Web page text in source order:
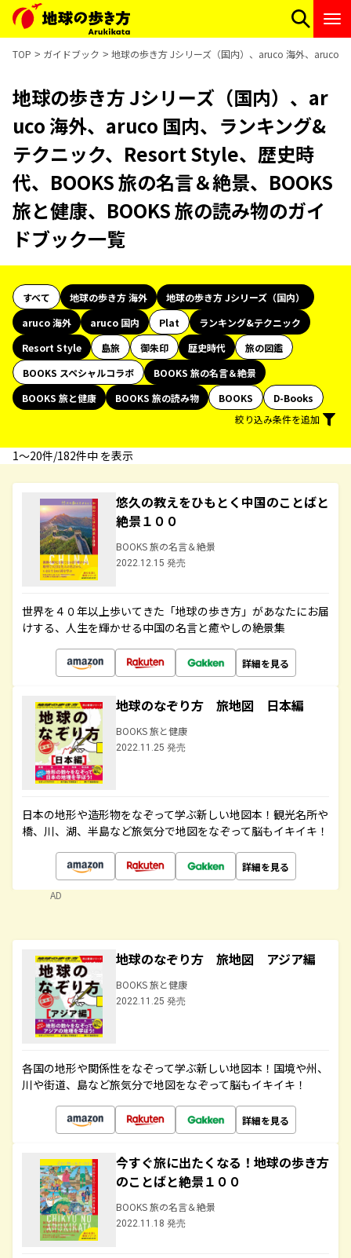
TOP ガイドブック 地球の歩き方 Jシリーズ（国内）、aruco 海外、aruco
地球の歩き方 Jシリーズ（国内）、ar
uco 海外、aruco 国内、ランキング&
テクニック、Resort Style、歴史時
代、BOOKS 旅の名言＆絶景、BOOKS
旅と健康、BOOKS 旅の読み物のガイ
ドブック一覧
すべて 地球の歩き方 海外
地球の歩き方 Jシリーズ（国内）
aruco 海外
aruco 国内 Plat
ランキング&テクニック
Resort Style
島旅 御朱印 歴史時代
旅の図鑑
BOOKS スペシャルコラボ
BOOKS 旅の名言＆絶景
BOOKS 旅と健康
BOOKS 旅の読み物 BOOKS
D-Books
絞り込み条件を追加
1〜20件/182件中 を表示
悠久の教えをひもとく中国のことばと
絶景１００
BOOKS 旅の名言＆絶景
2022.12.15 発売
世界を４０年以上歩いてきた「地球の歩き方」があなたにお届
けする、人生を輝かせる中国の名言と癒やしの絶景集
詳細を見る
地球のなぞり方 旅地図 日本編
BOOKS 旅と健康
2022.11.25 発売
日本の地形や造形物をなぞって学ぶ新しい地図本！観光名所や
橋、川、湖、半島など旅気分で地図をなぞって脳もイキイキ！
詳細を見る
AD
地球のなぞり方 旅地図 アジア編
BOOKS 旅と健康
2022.11.25 発売
各国の地形や関係性をなぞって学ぶ新しい地図本！国境や州、
川や街道、島など旅気分で地図をなぞって脳もイキイキ！
詳細を見る
今すぐ旅に出たくなる！地球の歩き方
のことばと絶景１００
BOOKS 旅の名言＆絶景
2022.11.18 発売